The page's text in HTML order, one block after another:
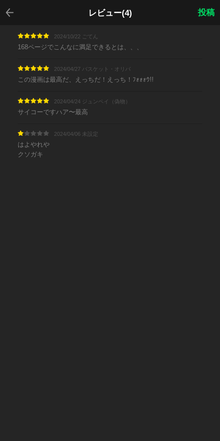
レビュー(4)
戻る
投稿
2024/10/22 ごてん
168ページでこんなに満足できるとは、、、
2024/04/27 バスケット・オリバ
この漫画は最高だ、えっちだ！えっち！ﾌｫｫｫｳ!!
2024/04/24 ジュンペイ（偽物）
サイコーですハア〜最高
2024/04/06 未設定
はよやれや
クソガキ